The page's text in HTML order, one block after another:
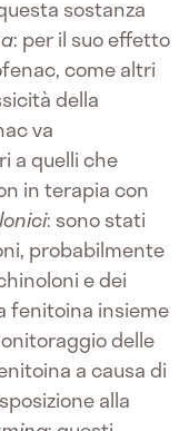
sostanza
: per il suo effetto
come altri
della
va
a quelli che
in terapia con
: sono stati
probabilmente
e dei
fenitoina insieme
delle
a causa di
alla